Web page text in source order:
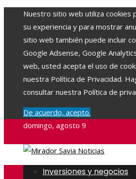
Nuestro sitio web utiliza cookies
su experiencia y para mostrar
sitio web también puede incluir
Google Adsense, Google
web, usted acepta el uso de
nuestra Política de Privacidad.
consultar nuestra Política de
De acuerdo, acepto.
domingo, agosto 9
Inversiones y negocios